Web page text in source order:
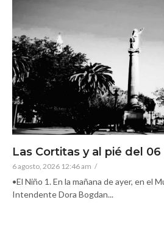
Las Cortitas y al pié del 06
6 agosto, 2026 12:46 am /
•El Niño 1. En la mañana de ayer, en el
Intendente Dora Bogdan...